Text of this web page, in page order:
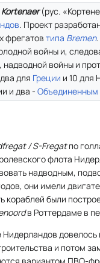
Kortenaer(рус.
. Проект
фрегатов типа Bremen
войны и,
, надводной войны и
для Греции и 10 для
и два -
/ S-Fregatпо
флота
надводным,
они имели
кораблей были
в Роттердаме в
довелось
и потом